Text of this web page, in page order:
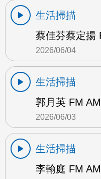
生活掃描
蔡佳芬蔡定揚
2026/06/04
生活掃描
郭月英 FM AM
2026/06/03
生活掃描
李翰庭 FM AM